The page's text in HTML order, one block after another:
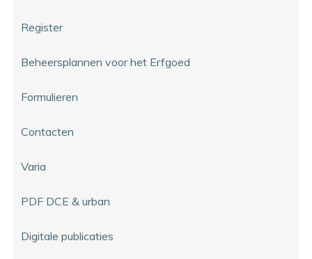
Register
Beheersplannen voor het Erfgoed
Formulieren
Contacten
Varia
PDF DCE & urban
Digitale publicaties